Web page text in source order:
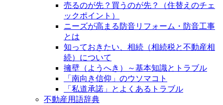
売るのが先？買うのが先？（住替えのチェ
ックポイント）
ニーズが高まる防音リフォーム・防音工事
とは
知っておきたい、相続（相続税と不動産相
続）について
擁壁（ようへき）～基本知識とトラブル
「南向き信仰」のウソマコト
「私道承諾」とよくあるトラブル
不動産用語辞典